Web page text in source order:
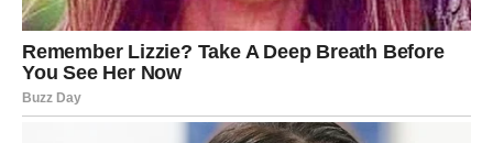
veoma važna poslovna prilika ili vijest koja će vam vratiti
vjeru da dolaze bolji dani.
Mnogi Strijelčevi će konačno osjetiti olakšanje kada su
finansije u pitanju, a nekima slijedi i prilika za potpuno